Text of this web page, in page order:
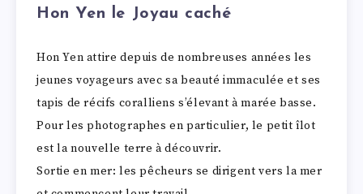
Hon Yen le Joyau caché
Hon Yen attire depuis de nombreuses années les
jeunes voyageurs avec sa beauté immaculée et ses
tapis de récifs coralliens s’élevant à marée basse.
Pour les photographes en particulier, le petit îlot
est la nouvelle terre à découvrir.
Sortie en mer: les pêcheurs se dirigent vers la mer